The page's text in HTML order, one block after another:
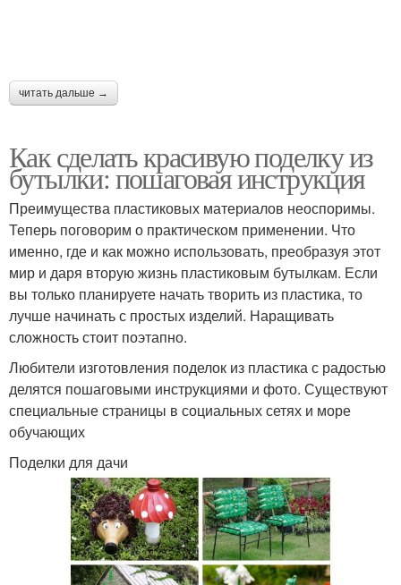
читать дальше →
Как сделать красивую поделку из
бутылки: пошаговая инструкция
Преимущества пластиковых материалов неоспоримы.
Теперь поговорим о практическом применении. Что
именно, где и как можно использовать, преобразуя этот
мир и даря вторую жизнь пластиковым бутылкам. Если
вы только планируете начать творить из пластика, то
лучше начинать с простых изделий. Наращивать
сложность стоит поэтапно.
Любители изготовления поделок из пластика с радостью
делятся пошаговыми инструкциями и фото. Существуют
специальные страницы в социальных сетях и море
обучающих
Поделки для дачи